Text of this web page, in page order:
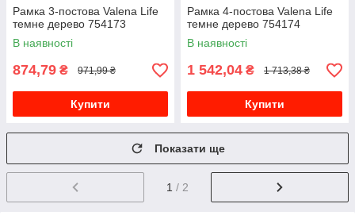
Рамка 3-постова Valena Life
темне дерево 754173
В наявності
874,79 ₴ 971,99 ₴
Купити
Рамка 4-постова Valena Life
темне дерево 754174
В наявності
1 542,04 ₴ 1 713,38 ₴
Купити
Показати ще
1 / 2